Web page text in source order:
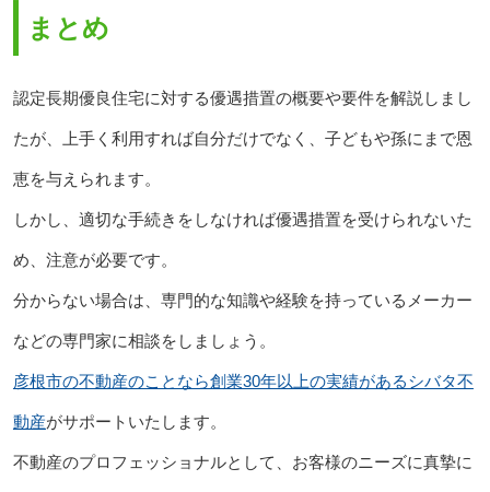
まとめ
認定長期優良住宅に対する優遇措置の概要や要件を解説しまし
たが、上手く利用すれば自分だけでなく、子どもや孫にまで恩
恵を与えられます。
しかし、適切な手続きをしなければ優遇措置を受けられないた
め、注意が必要です。
分からない場合は、専門的な知識や経験を持っているメーカー
などの専門家に相談をしましょう。
彦根市の不動産のことなら創業30年以上の実績があるシバタ不
動産がサポートいたします。
不動産のプロフェッショナルとして、お客様のニーズに真摯に